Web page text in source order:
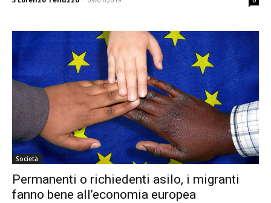
Società
Permanenti o richiedenti asilo, i migranti
fanno bene all’economia europea